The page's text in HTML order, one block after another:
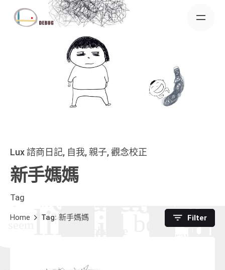
Lux 諮商日記 自我 親子 觀念校正
新手媽媽
Tag
Home Tag: 新手媽媽 Filter